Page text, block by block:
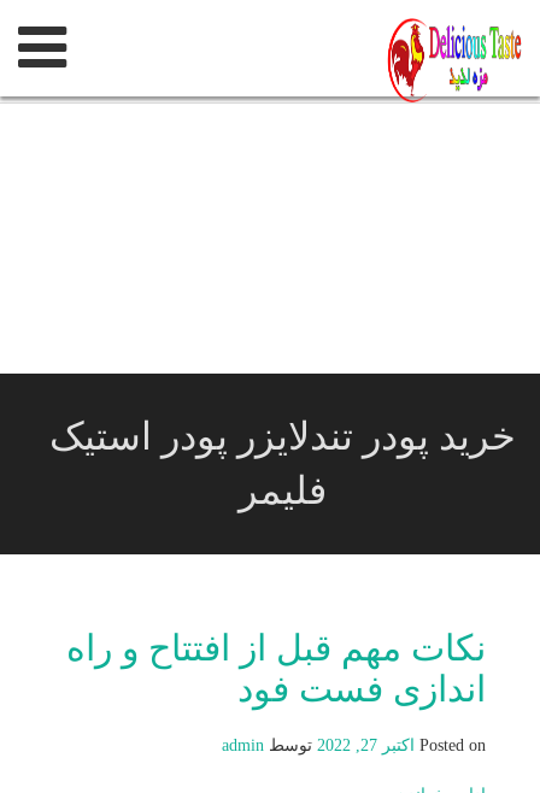
به
محتوی
خرید پودر تندلایزر پودر استیک
فلیمر
نکات مهم قبل از افتتاح و راه
اندازی فست فود
Posted on اکتبر 27, 2022 توسط admin